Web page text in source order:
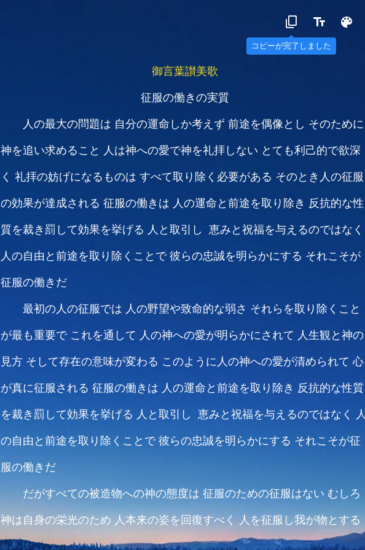
御言葉讃美歌
征服の働きの実質
人の最大の問題は 自分の運命しか考えず 前途を偶像とし そのために
神を追い求めること 人は神への愛で神を礼拝しない とても利己的で欲深
く 礼拝の妨げになるものは すべて取り除く必要がある そのとき人の征服
の効果が達成される 征服の働きは 人の運命と前途を取り除き 反抗的な性
質を裁き罰して効果を挙げる 人と取引し 恵みと祝福を与えるのではなく
人の自由と前途を取り除くことで彼らの忠誠を明らかにする それこそが
征服の働きだ
最初の人の征服では 人の野望や致命的な弱さ それらを取り除くこと
が最も重要で これを通して 人の神への愛が明らかにされて 人生観と神の
見方 そして存在の意味が変わる このように人の神への愛が清められて心
が真に征服される 征服の働きは 人の運命と前途を取り除き 反抗的な性質
を裁き罰して効果を挙げる 人と取引し 恵みと祝福を与えるのではなく 人
の自由と前途を取り除くことで彼らの忠誠を明らかにする それこそが征
服の働きだ
だがすべての被造物への神の態度は 征服のための征服はない むしろ
神は自身の栄光のため 人本来の姿を回復すべく 人を征服し我が物とする
征服の働きは人の運命と前途を取り除き反抗的な性質を裁き罰して効果